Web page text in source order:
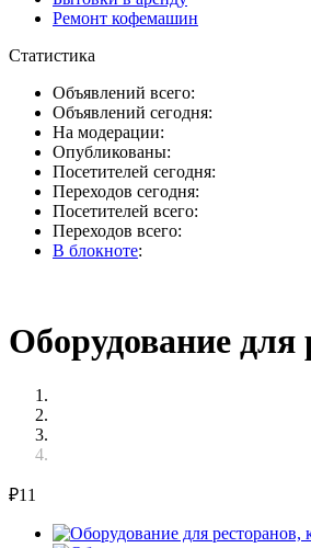
Ремонт кофемашин
Статистика
Объявлений всего:
Объявлений сегодня:
На модерации:
Опубликованы:
Посетителей сегодня:
Переходов сегодня:
Посетителей всего:
Переходов всего:
В блокноте:
Оборудование
₽11